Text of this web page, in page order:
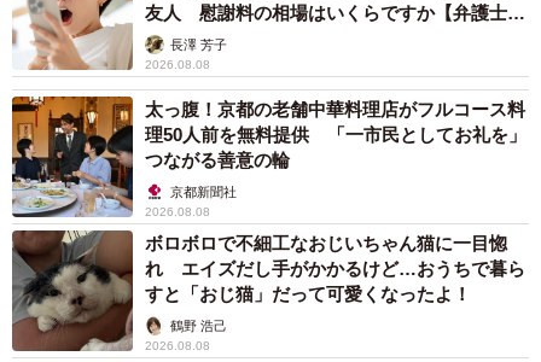
友人 慰謝料の相場はいくらですか【弁護士が
解説】長澤 芳子
2026.08.08
太っ腹！京都の老舗中華料理店がフルコース料
理50人前を無料提供 「一市民としてお礼を」
つながる善意の輪
京都新聞社
2026.08.08
ボロボロで不細工なおじいちゃん猫に一目惚
れ エイズだし手がかかるけど…おうちで暮ら
すと「おじ猫」だって可愛くなったよ！
鶴野 浩己
2026.08.08